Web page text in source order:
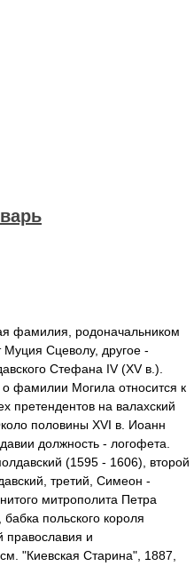
фамилия, родоначальником
Муция Сцеволу, другое -
Стефана IV (XV в.).
фамилии Могила относится к
претендентов на валахский
половины XVI в. Иоанн
должность - логофета.
(1595 - 1606), второй
третий, Симеон -
митрополита Петра
польского короля
православия и
"Киевская Старина", 1887,